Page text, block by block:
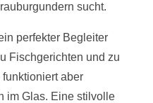
sucht.
perfekter Begleiter
Fischgerichten und zu
aber
im Glas. Eine stilvolle